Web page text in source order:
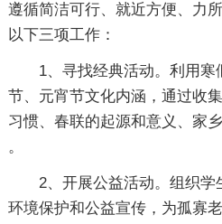
遵循简洁可行、就近方便、力
以下三项工作：
1、寻找经典活动。利用
节、元宵节文化内涵，通过收
习惯、春联的起源和意义、家
。
2、开展公益活动。组织学
环境保护和公益宣传，为孤寡